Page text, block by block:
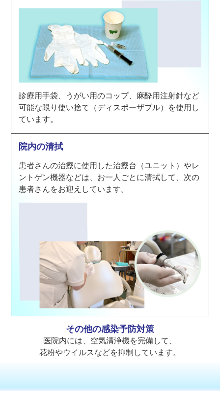
診療用手袋、うがい用のコップ、麻酔用注射針など
可能な限り使い捨て（ディスポーザブル）を使用し
ています。
院内の清拭
患者さんの治療に使用した治療台（ユニット）やレ
ントゲン機器などは、お一人ごとに清拭して、次の
患者さんをお迎えしています。
その他の感染予防対策
医院内には、空気清浄機を完備して、
花粉やウイルスなどを抑制しています。